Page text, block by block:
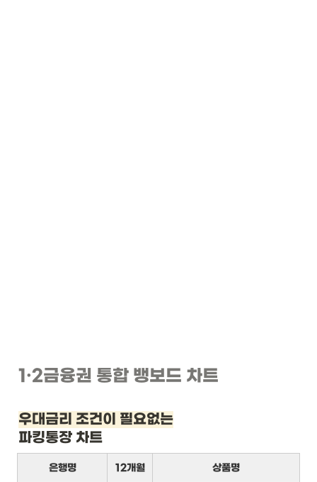
1 ·2금융권 통합 뱅보드 차트
우대금리 조건이 필요없는
파킹통장 차트
은행명 12개월 상품명